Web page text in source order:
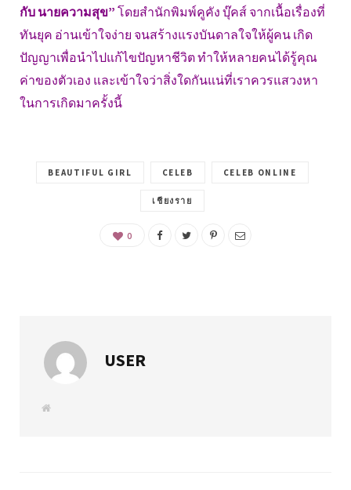
กับ นายความสุข” โดยสำนักพิมพ์คูคัง บุ๊คส์ จากเนื้อเรื่องที่
ทันยุค อ่านเข้าใจง่าย จนสร้างแรงบันดาลใจให้ผู้คน เกิด
ปัญญาเพื่อนำไปแก้ไขปัญหาชีวิต ทำให้หลายคนได้รู้คุณ
ค่าของตัวเอง และเข้าใจว่าสิ่งใดกันแน่ที่เราควรแสวงหา
ในการเกิดมาครั้งนี้
BEAUTIFUL GIRL CELEB CELEB ONLINE
เชียงราย
0
USER
W